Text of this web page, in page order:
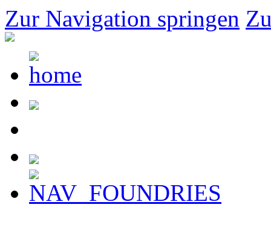
Zur Navigation springen